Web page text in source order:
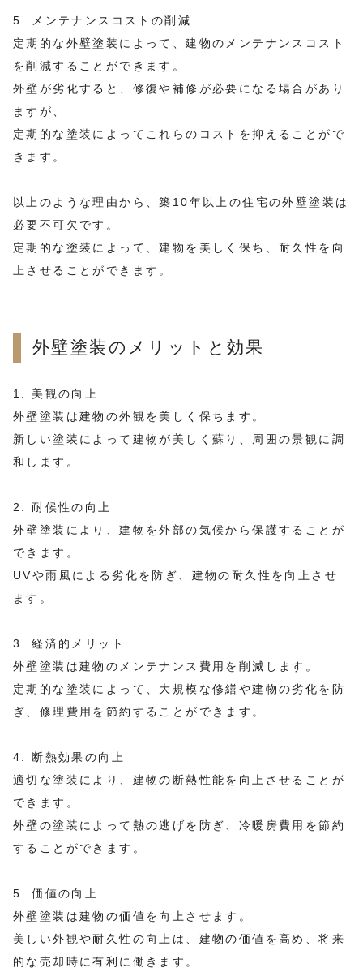
5. メンテナンスコストの削減
定期的な外壁塗装によって、建物のメンテナンスコスト
を削減することができます。
外壁が劣化すると、修復や補修が必要になる場合があり
ますが、
定期的な塗装によってこれらのコストを抑えることがで
きます。
以上のような理由から、築10年以上の住宅の外壁塗装は
必要不可欠です。
定期的な塗装によって、建物を美しく保ち、耐久性を向
上させることができます。
外壁塗装のメリットと効果
1. 美観の向上
外壁塗装は建物の外観を美しく保ちます。
新しい塗装によって建物が美しく蘇り、周囲の景観に調
和します。
2. 耐候性の向上
外壁塗装により、建物を外部の気候から保護することが
できます。
UVや雨風による劣化を防ぎ、建物の耐久性を向上させ
ます。
3. 経済的メリット
外壁塗装は建物のメンテナンス費用を削減します。
定期的な塗装によって、大規模な修繕や建物の劣化を防
ぎ、修理費用を節約することができます。
4. 断熱効果の向上
適切な塗装により、建物の断熱性能を向上させることが
できます。
外壁の塗装によって熱の逃げを防ぎ、冷暖房費用を節約
することができます。
5. 価値の向上
外壁塗装は建物の価値を向上させます。
美しい外観や耐久性の向上は、建物の価値を高め、将来
的な売却時に有利に働きます。